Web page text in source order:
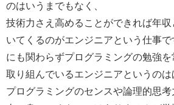
のはいうまでもなく、
技術力さえ高めることができれば年
いてくるのがエンジニアという仕事で
にも関わらずプログラミングの勉強
取り組んでいるエンジニアというのは
プログラミングのセンスや論理的思